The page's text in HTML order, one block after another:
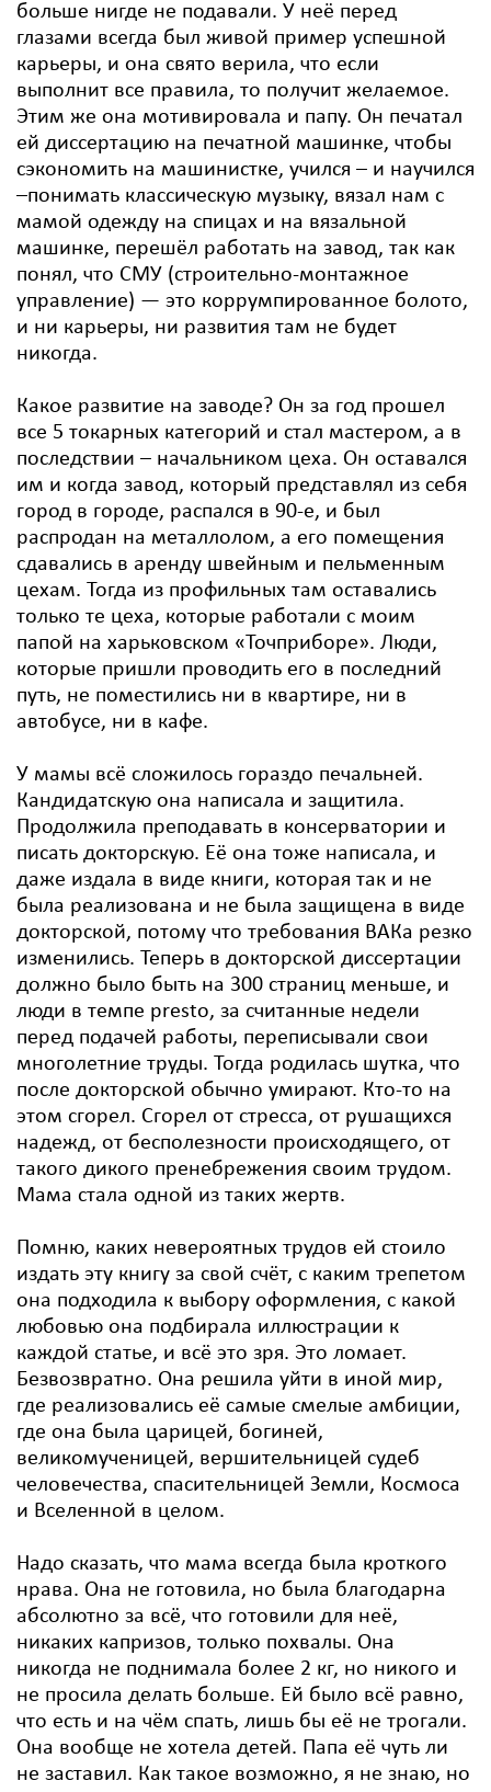
больше нигде не подавали. У неё перед
глазами всегда был живой пример успешной
карьеры, и она свято верила, что если
выполнит все правила, то получит желаемое.
Этим же она мотивировала и папу. Он печатал
ей диссертацию на печатной машинке, чтобы
сэкономить на машинистке, учился – и научился
–понимать классическую музыку, вязал нам с
мамой одежду на спицах и на вязальной
машинке, перешёл работать на завод, так как
понял, что СМУ (строительно-монтажное
управление) — это коррумпированное болото,
и ни карьеры, ни развития там не будет
никогда.
Какое развитие на заводе? Он за год прошел
все 5 токарных категорий и стал мастером, а в
последствии – начальником цеха. Он оставался
им и когда завод, который представлял из себя
город в городе, распался в 90-е, и был
распродан на металлолом, а его помещения
сдавались в аренду швейным и пельменным
цехам. Тогда из профильных там оставались
только те цеха, которые работали с моим
папой на харьковском «Точприборе». Люди,
которые пришли проводить его в последний
путь, не поместились ни в квартире, ни в
автобусе, ни в кафе.
У мамы всё сложилось гораздо печальней.
Кандидатскую она написала и защитила.
Продолжила преподавать в консерватории и
писать докторскую. Её она тоже написала, и
даже издала в виде книги, которая так и не
была реализована и не была защищена в виде
докторской, потому что требования ВАКа резко
изменились. Теперь в докторской диссертации
должно было быть на 300 страниц меньше, и
люди в темпе presto, за считанные недели
перед подачей работы, переписывали свои
многолетние труды. Тогда родилась шутка, что
после докторской обычно умирают. Кто-то на
этом сгорел. Сгорел от стресса, от рушащихся
надежд, от бесполезности происходящего, от
такого дикого пренебрежения своим трудом.
Мама стала одной из таких жертв.
Помню, каких невероятных трудов ей стоило
издать эту книгу за свой счёт, с каким трепетом
она подходила к выбору оформления, с какой
любовью она подбирала иллюстрации к
каждой статье, и всё это зря. Это ломает.
Безвозвратно. Она решила уйти в иной мир,
где реализовались её самые смелые амбиции,
где она была царицей, богиней,
великомученицей, вершительницей судеб
человечества, спасительницей Земли, Космоса
и Вселенной в целом.
Надо сказать, что мама всегда была кроткого
нрава. Она не готовила, но была благодарна
абсолютно за всё, что готовили для неё,
никаких капризов, только похвалы. Она
никогда не поднимала более 2 кг, но никого и
не просила делать больше. Ей было всё равно,
что есть и на чём спать, лишь бы её не трогали.
Она вообще не хотела детей. Папа её чуть ли
не заставил. Как такое возможно, я не знаю, но